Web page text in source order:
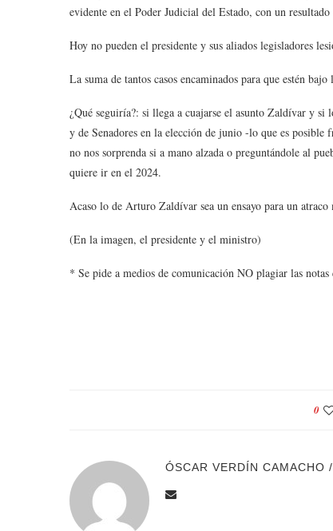
evidente en el Poder Judicial del Estado, con un resultado
Hoy no pueden el presidente y sus aliados legisladores
La suma de tantos casos encaminados para que estén
¿Qué seguiría?: si llega a cuajarse el asunto Zaldívar y
y de Senadores en la elección de junio -lo que es posible
no nos sorprenda si a mano alzada o preguntándole al
quiere ir en el 2024.
Acaso lo de Arturo Zaldívar sea un ensayo para un
(En la imagen, el presidente y el ministro)
* Se pide a medios de comunicación NO plagiar las
0
ÓSCAR VERDÍN CAMACHO